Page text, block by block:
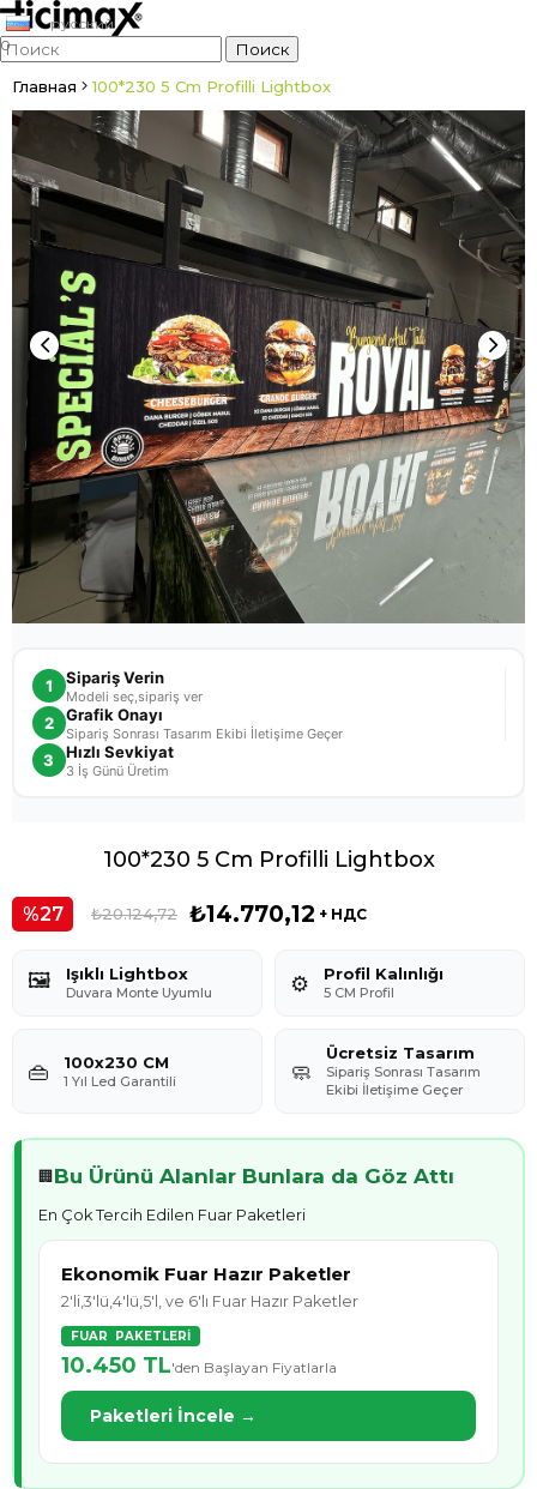
русский
0
Главная 100*230 5 Cm Profilli Lightbox
1 Sipariş Verin
Modeli seç,sipariş ver
2 Grafik Onayı
Sipariş Sonrası Tasarım Ekibi İletişime Geçer
3 Hızlı Sevkiyat
3 İş Günü Üretim
100*230 5 Cm Profilli Lightbox
27 ₺20.124,72 ₺14.770,12 + НДС
🖼️ Işıklı Lightbox
Duvara Monte Uyumlu ⚙️ Profil Kalınlığı
5 CM Profil
👜 100x230 CM
1 Yıl Led Garantili 🧼
Ücretsiz Tasarım
Sipariş Sonrası Tasarım
Ekibi İletişime Geçer
🏢Bu Ürünü Alanlar Bunlara da Göz Attı
En Çok Tercih Edilen Fuar Paketleri
Ekonomik Fuar Hazır Paketler
2'li,3'lü,4'lü,5'l, ve 6'lı Fuar Hazır Paketler
FUAR PAKETLERİ
10.450 TL'den Başlayan Fiyatlarla
Paketleri İncele →